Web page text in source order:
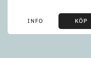
INFO KÖP